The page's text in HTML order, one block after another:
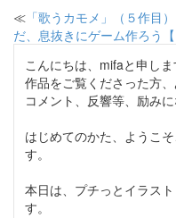
≪ 「歌うカモメ」（５作目
だ、息抜きにゲーム作ろう
こんにちは、mifaと申しま
作品をご覧くださった方
コメント、反響等、励みに
はじめてのかた、ようこ
す。
本日は、プチっとイラス
す。